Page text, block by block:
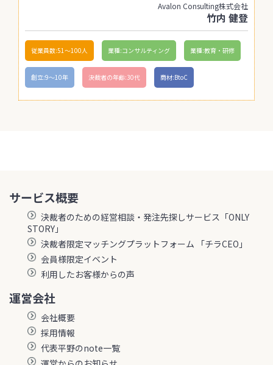
Avalon Consulting株式会社
竹内 健登
従業員数:51〜100人 業種:コンサルティング 業種:教育・研修
創立:9〜10年 決裁者の年齢:30代 商材:BtoC
サービス概要
決裁者のための経営相談・発注先探しサービス「ONLY
STORY」
決裁者限定マッチングプラットフォーム 「チラCEO」
会員様限定イベント
利用したお客様からの声
運営会社
会社概要
採用情報
代表平野のnote一覧